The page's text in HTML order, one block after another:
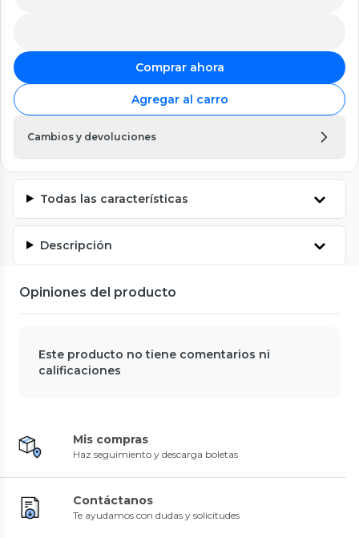
Comprar ahora
Agregar al carro
Cambios y devoluciones
Todas las características
Descripción
Opiniones del producto
Este producto no tiene comentarios ni
calificaciones
Mis compras
Haz seguimiento y descarga boletas
Contáctanos
Te ayudamos con dudas y solicitudes